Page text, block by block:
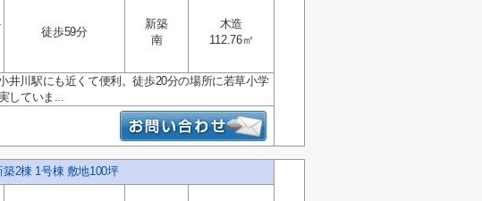
徒歩59分
新築
南
木造
112.76㎡
井川駅にも近くて便利。徒歩20分の場所に若草小学
していま...
2棟 1号棟 敷地100坪